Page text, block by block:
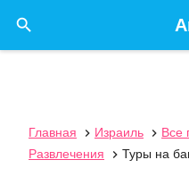

Главная  Израиль  Все
Развлечения
 Туры на